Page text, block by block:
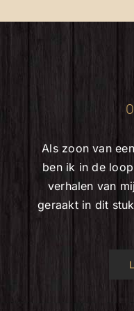
Als zoon van
ben ik in de
verhalen van
geraakt in dit